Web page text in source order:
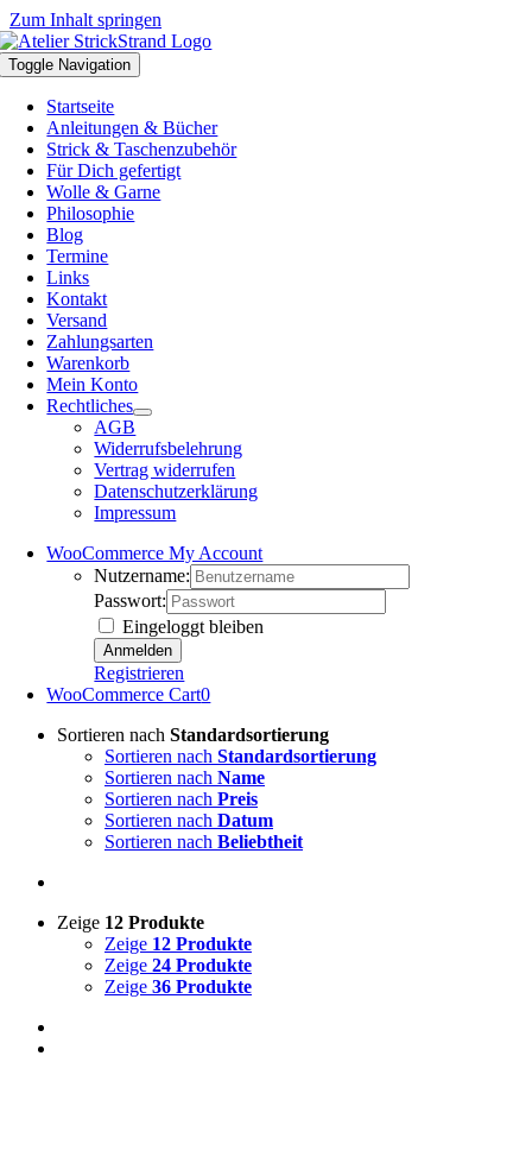
Zum Inhalt springen
Toggle Navigation
Startseite
Anleitungen & Bücher
Strick & Taschenzubehör
Für Dich gefertigt
Wolle & Garne
Philosophie
Blog
Termine
Links
Kontakt
Versand
Zahlungsarten
Warenkorb
Mein Konto
Rechtliches
AGB
Widerrufsbelehrung
Vertrag widerrufen
Datenschutzerklärung
Impressum
WooCommerce My Account
Nutzername:
Passwort:
Eingeloggt bleiben
Registrieren
WooCommerce Cart0
Sortieren nach Standardsortierung
Sortieren nach Standardsortierung
Sortieren nach Name
Sortieren nach Preis
Sortieren nach Datum
Sortieren nach Beliebtheit
Zeige 12 Produkte
Zeige 12 Produkte
Zeige 24 Produkte
Zeige 36 Produkte